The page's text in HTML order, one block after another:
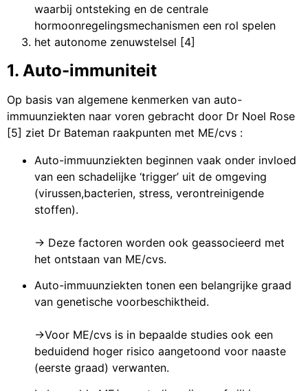
waarbij ontsteking en de centrale
hormoonregelingsmechanismen een rol spelen
het autonome zenuwstelsel [4]
1. Auto-immuniteit
Op basis van algemene kenmerken van auto-
immuunziekten naar voren gebracht door Dr Noel Rose
[5] ziet Dr Bateman raakpunten met ME/cvs :
Auto-immuunziekten beginnen vaak onder invloed
van een schadelijke ‘trigger’ uit de omgeving
(virussen,bacterien, stress, verontreinigende
stoffen).
-> Deze factoren worden ook geassocieerd met
het ontstaan van ME/cvs.
Auto-immuunziekten tonen een belangrijke graad
van genetische voorbeschiktheid.
->Voor ME/cvs is in bepaalde studies ook een
beduidend hoger risico aangetoond voor naaste
(eerste graad) verwanten.